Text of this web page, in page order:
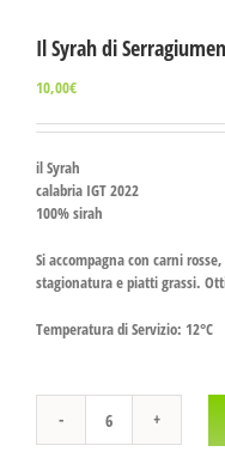
Il Syrah di
10,00€
il Syrah
calabria IGT 2022
100% sirah
Si accompagna con carni
stagionatura e piatti grassi.
Temperatura di Servizio: 12°C
Il
Syrah